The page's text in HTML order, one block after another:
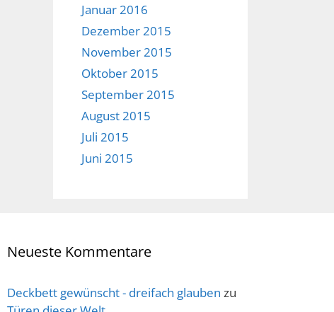
Januar 2016
Dezember 2015
November 2015
Oktober 2015
September 2015
August 2015
Juli 2015
Juni 2015
Neueste Kommentare
Deckbett gewünscht - dreifach glauben zu